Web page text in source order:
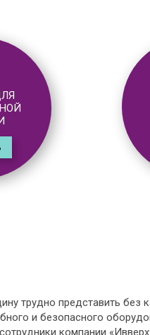
трудно представить без
и безопасного
компании